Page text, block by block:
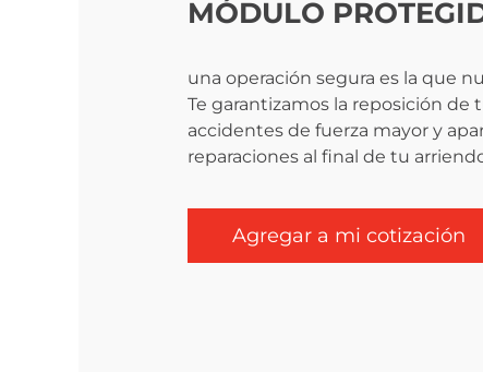
MÓDULO
una operación segura es la que
Te garantizamos la reposición de
accidentes de fuerza mayor y
reparaciones al final de tu
Agregar a mi cotización